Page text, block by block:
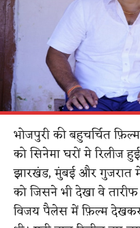
भोजपुरी की बहुचर्चित
को सिनेमा घरों मे रिलीज
झारखंड, मुंबई और गुजरात
को जिसने भी देखा वे
विजय पैलेस में फ़िल्म